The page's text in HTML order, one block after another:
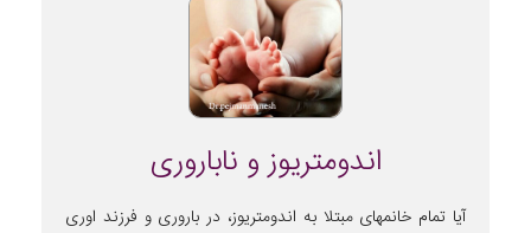
اندومتریوز و ناباروری
آیا تمام خانمهای مبتلا به اندومتریوز، در باروری و فرزند اوری